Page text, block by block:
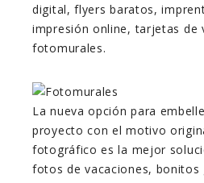
digital, flyers baratos,
impresión online, tarjetas de
fotomurales.
La nueva opción para
proyecto con el motivo
fotográfico es la mejor
fotos de vacaciones, bonitos